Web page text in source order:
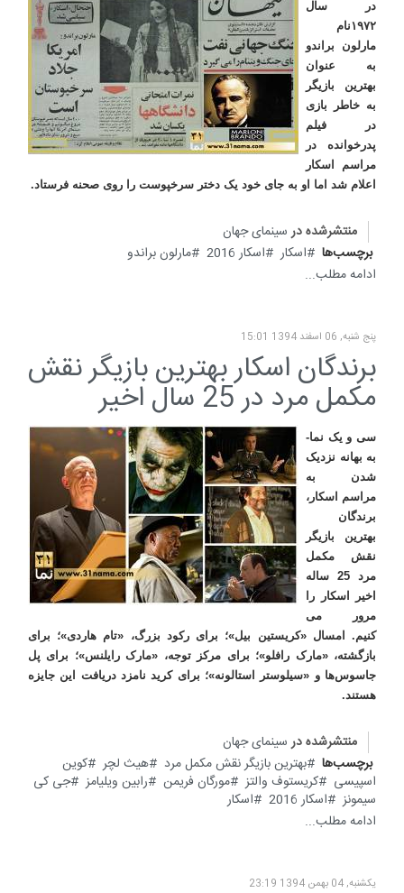
در سال
۱۹۷۲نام
مارلون براندو
به عنوان
بهترین بازیگر
به خاطر بازی
در فیلم
پدرخوانده در
مراسم اسکار
اعلام شد اما او به جای خود یک‌ دختر سرخپوست‌ را روی‌ صحنه‌ فرستاد.
منتشرشده در سینمای جهان
برچسب‌ها
اسکار اسکار 2016
مارلون براندو
ادامه مطلب...
پنج شنبه, 06 اسفند 1394 15:01
برندگان اسکار بهترین بازیگر نقش
مکمل مرد در 25 سال اخیر
سی و یک نما-
به بهانه نزدیک
شدن به
مراسم اسکار،
برندگان
بهترین بازیگر
نقش مکمل
مرد 25 ساله
اخیر اسکار را
مرور می
کنیم. امسال «کریستین بیل»؛ برای رکود بزرگ، «تام هاردی»؛ برای
بازگشته، «مارک رافلو»؛ برای مرکز توجه، «مارک رایلنس»؛ برای پل
جاسوس‌ها و «سیلوستر استالونه»؛ برای کرید نامزد دریافت این جایزه
هستند.
منتشرشده در سینمای جهان
برچسب‌ها
بهترین بازیگر نقش مکمل مرد هیث لچر
کوین
اسپیسی
کریستوف والتز مورگان فریمن رابین ویلیامز
جی کی
سیمونز
اسکار 2016
اسکار
ادامه مطلب...
یکشنبه, 04 بهمن 1394 23:19